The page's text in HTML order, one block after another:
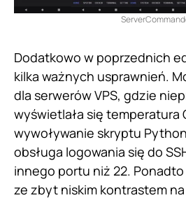
Dodatkowo w poprzednich
kilka ważnych usprawnień.
dla serwerów VPS, gdzie
wyświetlała się temperatura
wywoływanie skryptu
obsługa logowania się do
innego portu niż 22.
ze zbyt niskim kontrastem